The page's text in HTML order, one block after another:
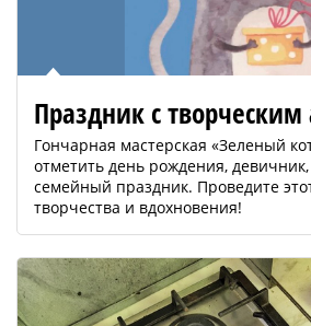
Праздник с
Гончарная мастерская «Зеленый
отметить день рождения,
семейный праздник. Проведите
творчества и вдохновения!